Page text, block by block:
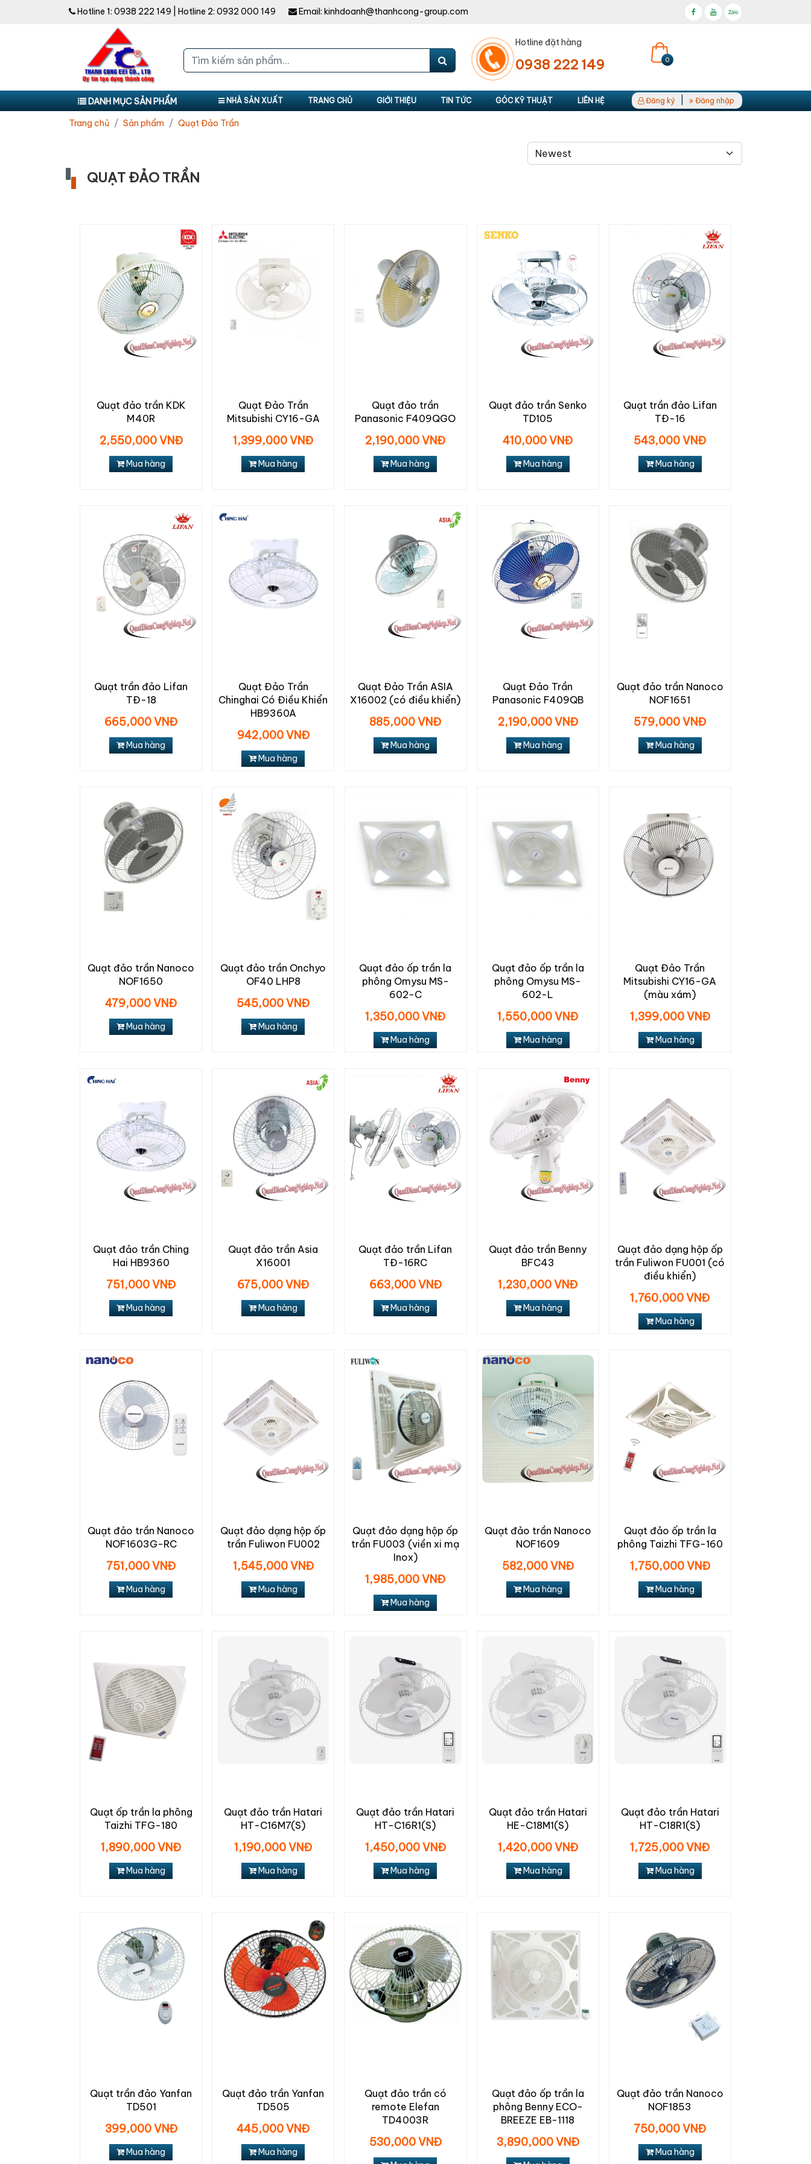
Hotline 1: 0938 222 149 | Hotline 2: 0932 000 149 Email: kinhdoanh@thanhcong-group.com
Hotline đặt hàng
0938 222 149 0
DANH MỤC SẢN PHẨM NHÀ SẢN XUẤT TRANG CHỦ GIỚI THIỆU TIN TỨC GÓC KỸ THUẬT LIÊN HỆ Đăng ký Đăng nhập
Trang chủ Sản phẩm Quạt Đảo Trần
QUẠT ĐẢO TRẦN
Quạt đảo trần KDK
M40R
2,550,000 VNĐ
Mua hàng
Quạt Đảo Trần
Mitsubishi CY16-GA
1,399,000 VNĐ
Mua hàng
Quạt đảo trần
Panasonic F409QGO
2,190,000 VNĐ
Mua hàng
Quạt đảo trần Senko
TD105
410,000 VNĐ
Mua hàng
Quạt trần đảo Lifan
TĐ-16
543,000 VNĐ
Mua hàng
Quạt trần đảo Lifan
TĐ-18
665,000 VNĐ
Mua hàng
Quạt Đảo Trần
Chinghai Có Điều Khiển
HB9360A
942,000 VNĐ
Mua hàng
Quạt Đảo Trần ASIA
X16002 (có điều khiển)
885,000 VNĐ
Mua hàng
Quạt Đảo Trần
Panasonic F409QB
2,190,000 VNĐ
Mua hàng
Quạt đảo trần Nanoco
NOF1651
579,000 VNĐ
Mua hàng
Quạt đảo trần Nanoco
NOF1650
479,000 VNĐ
Mua hàng
Quạt đảo trần Onchyo
OF40 LHP8
545,000 VNĐ
Mua hàng
Quạt đảo ốp trần la
phông Omysu MS-
602-C
1,350,000 VNĐ
Mua hàng
Quạt đảo ốp trần la
phông Omysu MS-
602-L
1,550,000 VNĐ
Mua hàng
Quạt Đảo Trần
Mitsubishi CY16-GA
(màu xám)
1,399,000 VNĐ
Mua hàng
Quạt đảo trần Ching
Hai HB9360
751,000 VNĐ
Mua hàng
Quạt đảo trần Asia
X16001
675,000 VNĐ
Mua hàng
Quạt đảo trần Lifan
TĐ-16RC
663,000 VNĐ
Mua hàng
Quạt đảo trần Benny
BFC43
1,230,000 VNĐ
Mua hàng
Quạt đảo dạng hộp ốp
trần Fuliwon FU001 (có
điều khiển)
1,760,000 VNĐ
Mua hàng
Quạt đảo trần Nanoco
NOF1603G-RC
751,000 VNĐ
Mua hàng
Quạt đảo dạng hộp ốp
trần Fuliwon FU002
1,545,000 VNĐ
Mua hàng
Quạt đảo dạng hộp ốp
trần FU003 (viền xi mạ
Inox)
1,985,000 VNĐ
Mua hàng
Quạt đảo trần Nanoco
NOF1609
582,000 VNĐ
Mua hàng
Quạt đảo ốp trần la
phông Taizhi TFG-160
1,750,000 VNĐ
Mua hàng
Quạt ốp trần la phông
Taizhi TFG-180
1,890,000 VNĐ
Mua hàng
Quạt đảo trần Hatari
HT-C16M7(S)
1,190,000 VNĐ
Mua hàng
Quạt đảo trần Hatari
HT-C16R1(S)
1,450,000 VNĐ
Mua hàng
Quạt đảo trần Hatari
HE-C18M1(S)
1,420,000 VNĐ
Mua hàng
Quạt đảo trần Hatari
HT-C18R1(S)
1,725,000 VNĐ
Mua hàng
Quạt trần đảo Yanfan
TD501
399,000 VNĐ
Mua hàng
Quạt đảo trần Yanfan
TD505
445,000 VNĐ
Mua hàng
Quạt đảo trần có
remote Elefan
TD4003R
530,000 VNĐ
Quạt đảo ốp trần la
phông Benny ECO-
BREEZE EB-1118
3,890,000 VNĐ
Quạt đảo trần Nanoco
NOF1853
750,000 VNĐ
Mua hàng